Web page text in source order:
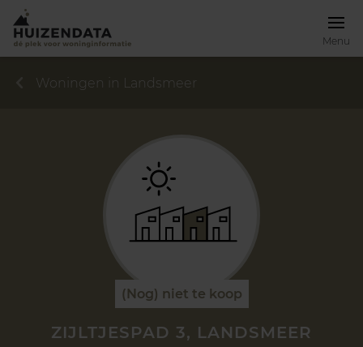
Menu
Woningen in Landsmeer
(Nog) niet te koop
ZIJLTJESPAD 3, LANDSMEER